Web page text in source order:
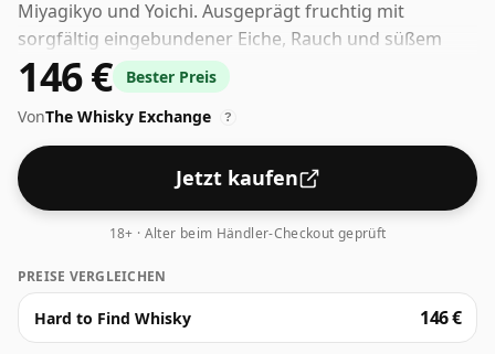
Miyagikyo und Yoichi. Ausgeprägt fruchtig mit
sorgfältig eingebundener Eiche, Rauch und süßem
Fudge. Kommt in einer angenehm aufgeräumten,
rundrandigen 50-cl-Flasche.
146 €
Bester Preis
VonThe Whisky Exchange ?
Jetzt kaufen
18+ · Alter beim Händler-Checkout geprüft
PREISE VERGLEICHEN
Hard to Find Whisky 146 €